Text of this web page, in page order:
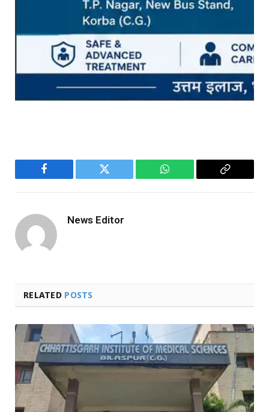
Facebook Twitter WhatsApp
Copy
News Editor
RELATED POSTS